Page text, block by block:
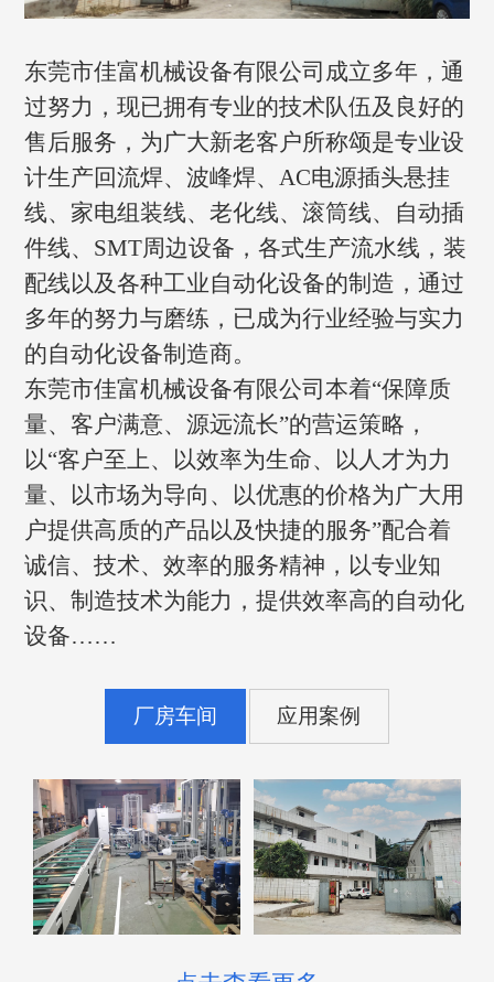
东莞市佳富机械设备有限公司成立多年，通
过努力，现已拥有专业的技术队伍及良好的
售后服务，为广大新老客户所称颂是专业设
计生产回流焊、波峰焊、AC电源插头悬挂
线、家电组装线、老化线、滚筒线、自动插
件线、SMT周边设备，各式生产流水线，装
配线以及各种工业自动化设备的制造，通过
多年的努力与磨练，已成为行业经验与实力
的自动化设备制造商。
东莞市佳富机械设备有限公司本着“保障质
量、客户满意、源远流长”的营运策略，
以“客户至上、以效率为生命、以人才为力
量、以市场为导向、以优惠的价格为广大用
户提供高质的产品以及快捷的服务”配合着
诚信、技术、效率的服务精神，以专业知
识、制造技术为能力，提供效率高的自动化
设备……
厂房车间 应用案例